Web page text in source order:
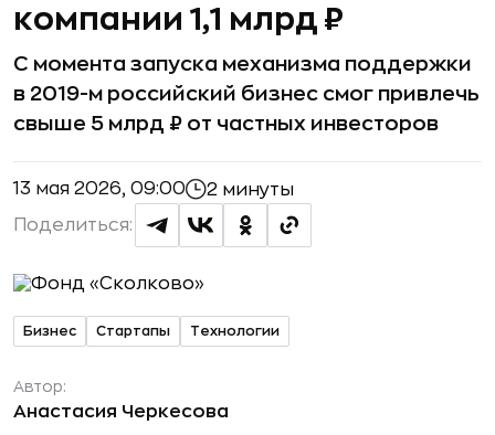
компании 1,1 млрд ₽
С момента запуска механизма поддержки
в 2019-м российский бизнес смог привлечь
свыше 5 млрд ₽ от частных инвесторов
13 мая 2026, 09:00 2 минуты
Поделиться:
Бизнес Стартапы Технологии
Автор:
Анастасия Черкесова